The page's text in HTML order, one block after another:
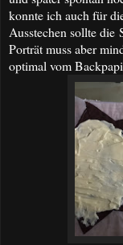
konnte ich auch für
Ausstechen sollte die
Porträt muss aber
optimal vom